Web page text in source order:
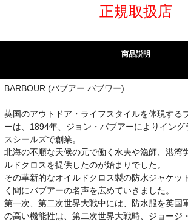
正規取扱店
商品説明
BARBOUR (バブアー バブワー)
英国のアウトドア・ライフスタイルを体現する
ーは、1894年、ジョン・バブアーによりイング
スシールズで創業。
北海の不順な天候の元で働く水夫や漁師、港湾
ルドクロスを提供したのが始まりでした。
その革新的なオイルドクロス製の防水ジャケッ
く間にバブアーの名声を広めていきました。
第一次、第二次世界大戦中には、防水服を英国
の高い機能性は、第二次世界大戦時、ジョージ